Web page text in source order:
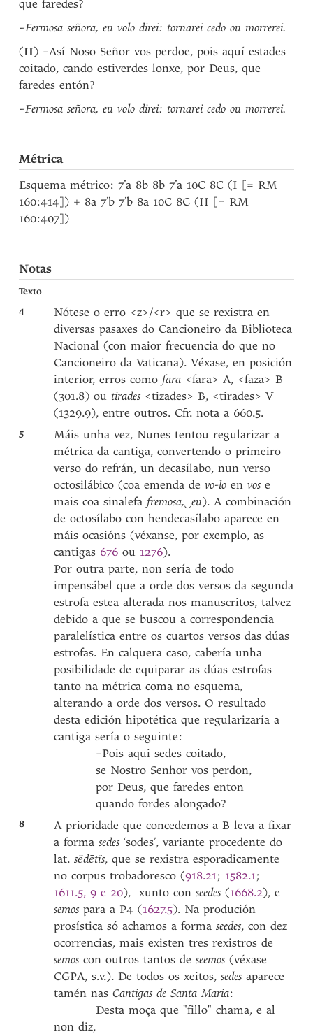
que faredes?
–Fermosa señora, eu volo direi: tornarei cedo ou morrerei.
(II) –Así Noso Señor vos perdoe, pois aquí estades
coitado, cando estiverdes lonxe, por Deus, que
faredes entón?
–Fermosa señora, eu volo direi: tornarei cedo ou morrerei.
Métrica
Esquema métrico: 7’a 8b 8b 7’a 10C 8C (I [= RM
160:414]) + 8a 7’b 7’b 8a 10C 8C (II [= RM
160:407])
Notas
Texto
4
Nótese o erro <z>/<r> que se rexistra en
diversas pasaxes do Cancioneiro da Biblioteca
Nacional (con maior frecuencia do que no
Cancioneiro da Vaticana). Véxase, en posición
interior, erros comofara <fara> A, <faza> B
(301.8) outirades <tizades> B, <tirades> V
(1329.9), entre outros. Cfr. nota a 660.5.
5
Máis unha vez, Nunes tentou regularizar a
métrica da cantiga, convertendo o primeiro
verso do refrán, un decasílabo, nun verso
octosilábico (coa emenda devo-lo envos e
mais coa sinalefafremosa, ‿eu). A combinación
de octosílabo con hendecasílabo aparece en
máis ocasións (véxanse, por exemplo, as
cantigas 676 ou 1276).
Por outra parte, non sería de todo
impensábel que a orde dos versos da segunda
estrofa estea alterada nos manuscritos, talvez
debido a que se buscou a correspondencia
paralelística entre os cuartos versos das dúas
estrofas. En calquera caso, cabería unha
posibilidade de equiparar as dúas estrofas
tanto na métrica coma no esquema,
alterando a orde dos versos. O resultado
desta edición hipotética que regularizaría a
cantiga sería o seguinte:
–Pois aqui sedes coitado,
se Nostro Senhor vos perdon,
por Deus, que faredes enton
quando fordes alongado?
8
A prioridade que concedemos a B leva a fixar
a formasedes ‘sodes’, variante procedente do
lat.sĕdētĭs, que se rexistra esporadicamente
no corpus trobadoresco (918.21; 1582.1;
1611.5, 9 e 20), xunto conseedes (1668.2), e
semos para a P4 (1627.5). Na produción
prosística só achamos a formaseedes, con dez
ocorrencias, mais existen tres rexistros de
semoscon outros tantos deseemos (véxase
CGPA, s.v.). De todos os xeitos,sedes aparece
tamén nasCantigas de Santa Maria:
Desta moça que "fillo" chama, e al
non diz,